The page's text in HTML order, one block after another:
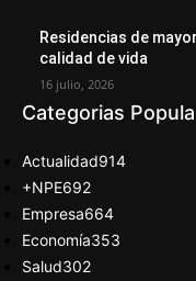
Residencias de
calidad de vida
16 julio, 2026
Categorias
Actualidad914
+NPE692
Empresa664
Economía353
Salud302